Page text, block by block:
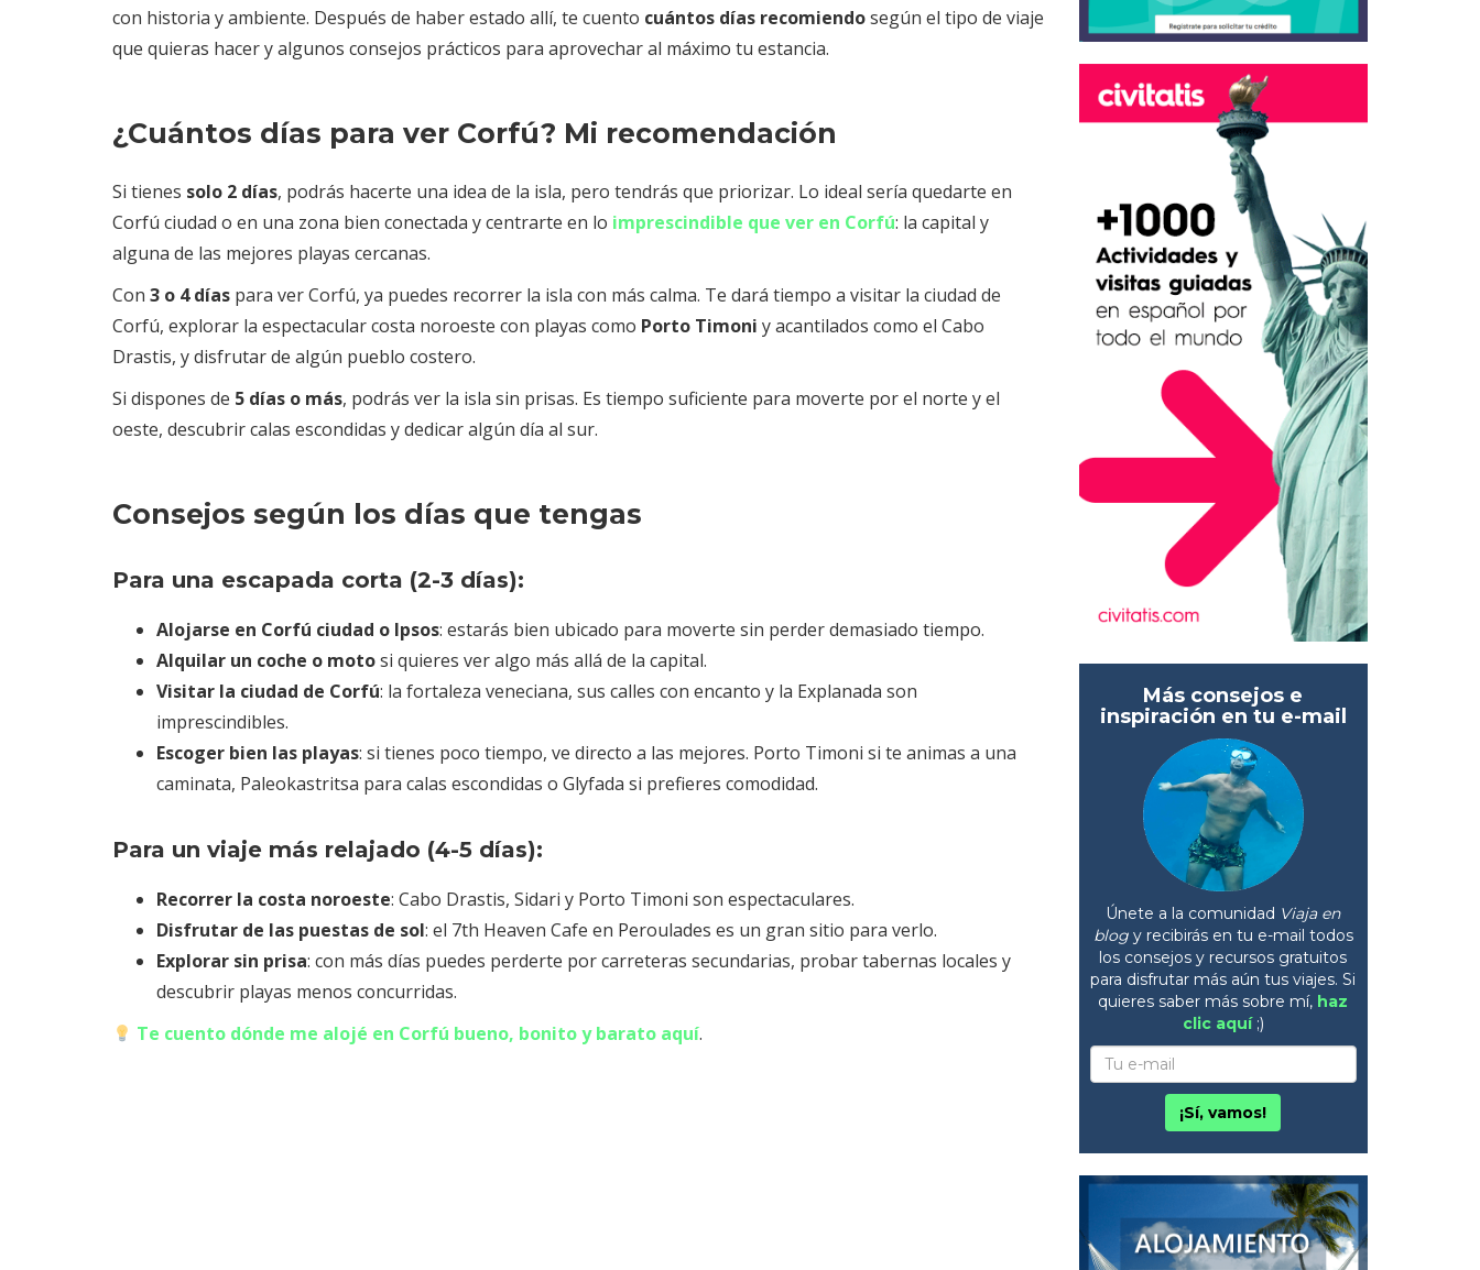
con historia y ambiente. Después de haber estado allí, te cuento cuántos días recomiendosegún el tipo de viaje
que quieras hacer y algunos consejos prácticos para aprovechar al máximo tu estancia.
¿Cuántos días para ver Corfú? Mi recomendación
Si tienes solo 2 días, podrás hacerte una idea de la isla, pero tendrás que priorizar. Lo ideal sería quedarte en
Corfú ciudad o en una zona bien conectada y centrarte en lo imprescindible que ver en Corfú: la capital y
alguna de las mejores playas cercanas.
Con 3 o 4 días para ver Corfú, ya puedes recorrer la isla con más calma. Te dará tiempo a visitar la ciudad de
Corfú, explorar la espectacular costa noroeste con playas como Porto Timoni y acantilados como el Cabo
Drastis, y disfrutar de algún pueblo costero.
Si dispones de 5 días o más, podrás ver la isla sin prisas. Es tiempo suficiente para moverte por el norte y el
oeste, descubrir calas escondidas y dedicar algún día al sur.
Consejos según los días que tengas
Para una escapada corta (2-3 días):
Alojarse en Corfú ciudad o Ipsos: estarás bien ubicado para moverte sin perder demasiado tiempo.
Alquilar un coche o motosi quieres ver algo más allá de la capital.
Visitar la ciudad de Corfú: la fortaleza veneciana, sus calles con encanto y la Explanada son
imprescindibles.
Escoger bien las playas: si tienes poco tiempo, ve directo a las mejores. Porto Timoni si te animas a una
caminata, Paleokastritsa para calas escondidas o Glyfada si prefieres comodidad.
Para un viaje más relajado (4-5 días):
Recorrer la costa noroeste: Cabo Drastis, Sidari y Porto Timoni son espectaculares.
Disfrutar de las puestas de sol: el 7th Heaven Cafe en Peroulades es un gran sitio para verlo.
Explorar sin prisa: con más días puedes perderte por carreteras secundarias, probar tabernas locales y
descubrir playas menos concurridas.
Te cuento dónde me alojé en Corfú bueno, bonito y barato aquí.
Más consejos e
inspiración en tu e-mail
Únete a la comunidad Viaja en
blogy recibirás en tu e-mail todos
los consejos y recursos gratuitos
para disfrutar más aún tus viajes. Si
quieres saber más sobre mí, haz
clic aquí;)
¡Sí, vamos!